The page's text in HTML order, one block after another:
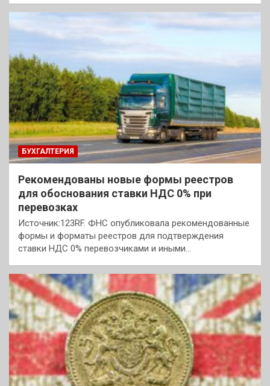
БУХГАЛТЕРИЯ
Рекомендованы новые формы реестров
для обоснования ставки НДС 0% при
перевозках
Источник:123RF. ФНС опубликовала рекомендованные
формы и форматы реестров для подтверждения
ставки НДС 0% перевозчиками и иными…